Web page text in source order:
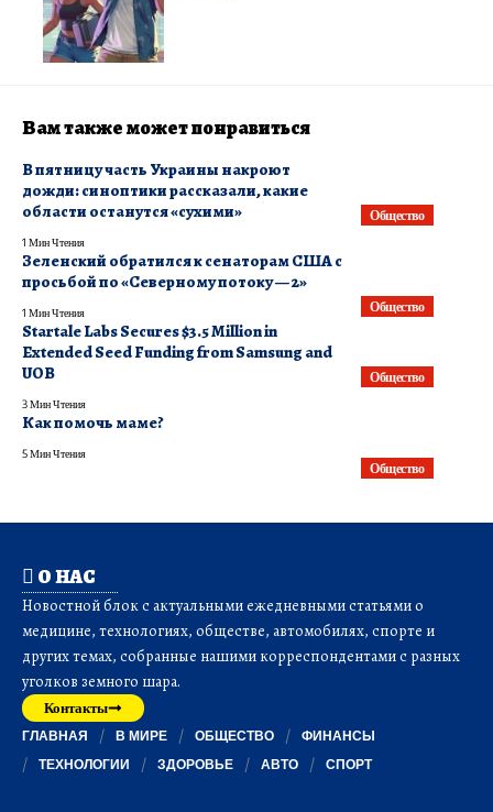
Вам также может понравиться
Общество
В пятницу часть Украины накроют
дожди: синоптики рассказали, какие
области останутся «сухими»
1 Мин Чтения
Общество
Зеленский обратился к сенаторам США с
просьбой по «Северному потоку — 2»
1 Мин Чтения
Общество
Startale Labs Secures $3.5 Million in
Extended Seed Funding from Samsung and
UOB
3 Мин Чтения
Общество
Как помочь маме?
5 Мин Чтения
О НАС
Новостной блок с актуальными ежедневными статьями о
медицине, технологиях, обществе, автомобилях, спорте и
других темах, собранные нашими корреспондентами с разных
уголков земного шара.
Контакты
ГЛАВНАЯ В МИРЕ ОБЩЕСТВО
ФИНАНСЫ
ТЕХНОЛОГИИ
ЗДОРОВЬЕ АВТО СПОРТ